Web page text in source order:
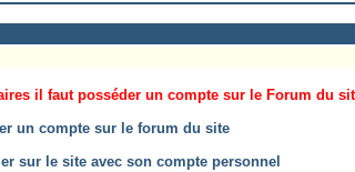
il faut posséder un compte sur le Forum du
un compte sur le forum du site
sur le site avec son compte personnel